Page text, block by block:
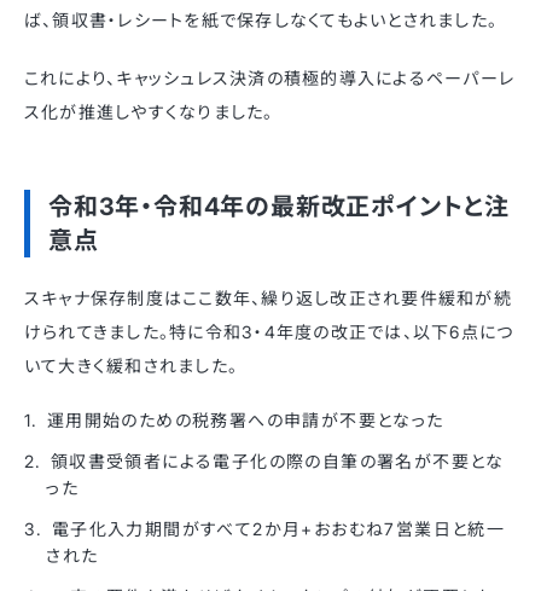
ば、領収書・レシートを紙で保存しなくてもよいとされました。
これにより、キャッシュレス決済の積極的導入によるペーパーレ
ス化が推進しやすくなりました。
令和3年・令和4年の最新改正ポイントと注
意点
スキャナ保存制度はここ数年、繰り返し改正され要件緩和が続
けられてきました。特に令和3・4年度の改正では、以下6点につ
いて大きく緩和されました。
運用開始のための税務署への申請が不要となった
領収書受領者による電子化の際の自筆の署名が不要とな
った
電子化入力期間がすべて2か月+おおむね7営業日と統一
された